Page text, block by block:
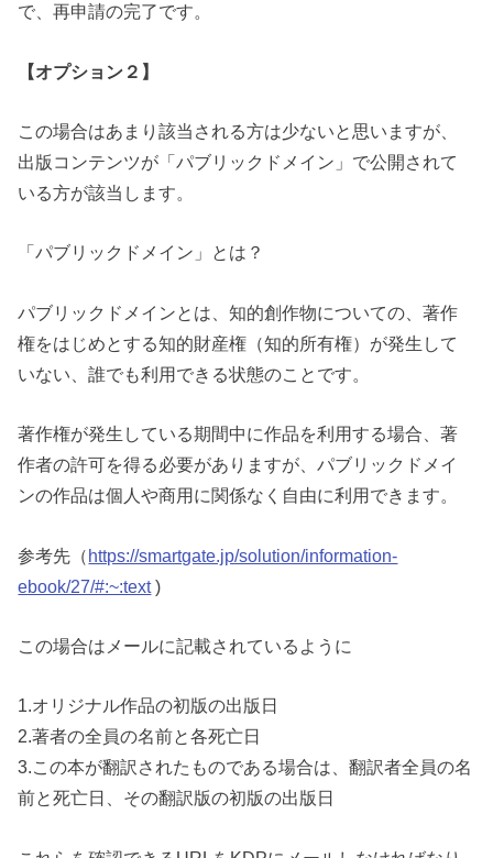
で、再申請の完了です。
【オプション２】
この場合はあまり該当される方は少ないと思いますが、
出版コンテンツが「パブリックドメイン」で公開されて
いる方が該当します。
「パブリックドメイン」とは？
パブリックドメインとは、知的創作物についての、著作
権をはじめとする知的財産権（知的所有権）が発生して
いない、誰でも利用できる状態のことです。
著作権が発生している期間中に作品を利用する場合、著
作者の許可を得る必要がありますが、パブリックドメイ
ンの作品は個人や商用に関係なく自由に利用できます。
参考先（https://smartgate.jp/solution/information-
ebook/27/#:~:text)
この場合はメールに記載されているように
1.オリジナル作品の初版の出版日
2.著者の全員の名前と各死亡日
3.この本が翻訳されたものである場合は、翻訳者全員の名
前と死亡日、その翻訳版の初版の出版日